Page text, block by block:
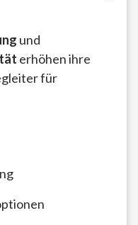
und
erhöhen ihre
für